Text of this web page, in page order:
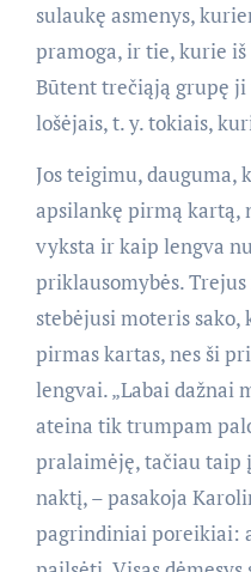
sulaukę asmenys,
pramoga, ir tie, kurie
Būtent trečiąją grupę
lošėjais, t. y. tokiais,
Jos teigimu, dauguma,
apsilankę pirmą kartą,
vyksta ir kaip lengva
priklausomybės.
stebėjusi moteris
pirmas kartas, nes ši
lengvai. „Labai dažnai
ateina tik trumpam
pralaimėję, tačiau taip
naktį, – pasakoja
pagrindiniai poreikiai: